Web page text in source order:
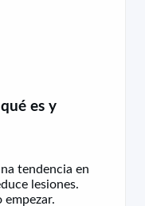
es y
tendencia en
lesiones.